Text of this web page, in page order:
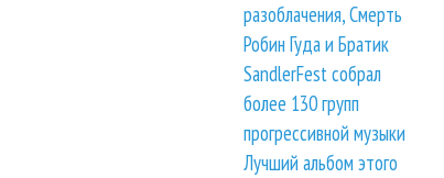
разоблачения, Смерть
Робин Гуда и Братик
SandlerFest собрал
более 130 групп
прогрессивной музыки
Лучший альбом этого